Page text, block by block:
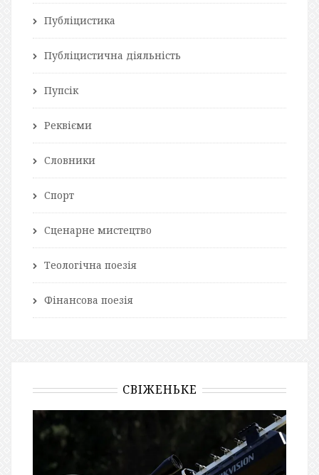
Публіцистика
Публіцистична діяльність
Пупсік
Реквієми
Словники
Спорт
Сценарне мистецтво
Теологічна поезія
Фінансова поезія
СВІЖЕНЬКЕ